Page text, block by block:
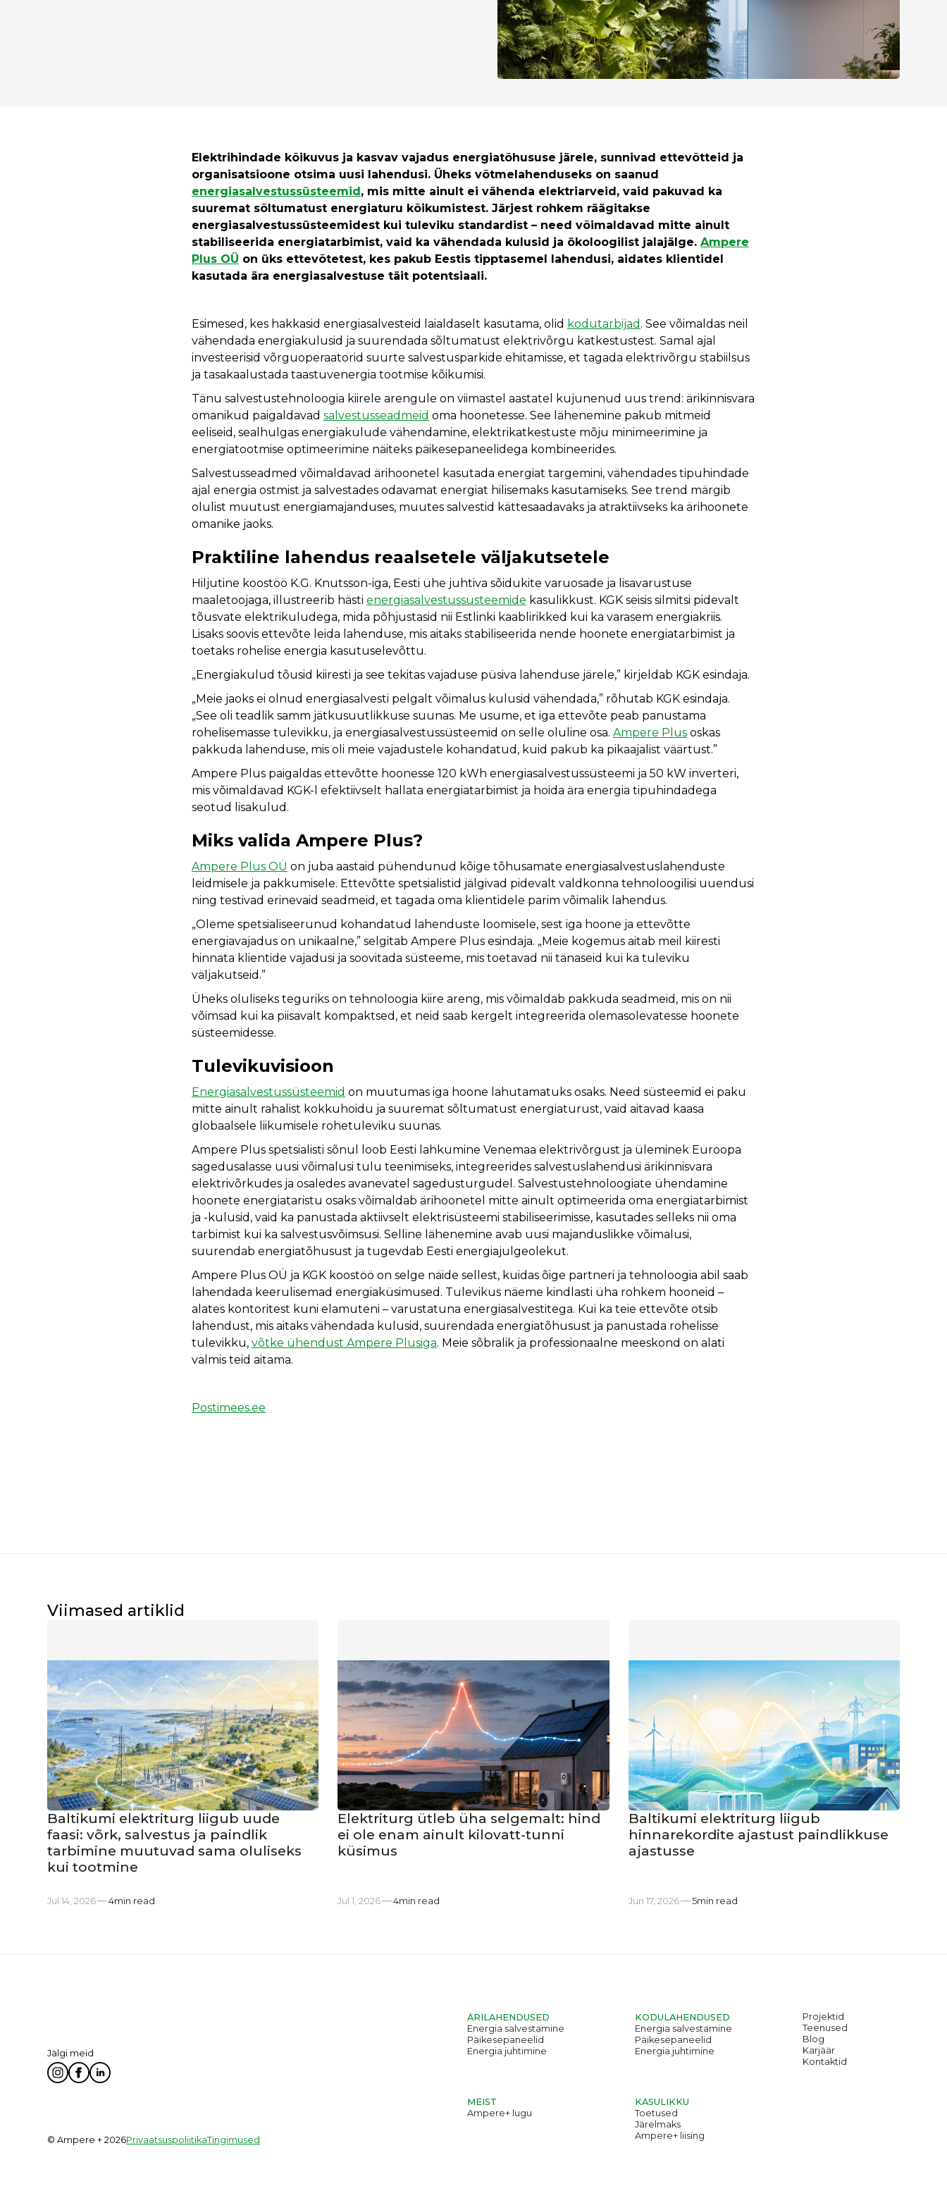
Elektrihindade kõikuvus ja kasvav vajadus energiatõhususe järele, sunnivad ettevõtteid ja
organisatsioone otsima uusi lahendusi. Üheks võtmelahenduseks on saanud
energiasalvestussüsteemid, mis mitte ainult ei vähenda elektriarveid, vaid pakuvad ka
suuremat sõltumatust energiaturu kõikumistest. Järjest rohkem räägitakse
energiasalvestussüsteemidest kui tuleviku standardist – need võimaldavad mitte ainult
stabiliseerida energiatarbimist, vaid ka vähendada kulusid ja ökoloogilist jalajälge. Ampere
Plus OÜ on üks ettevõtetest, kes pakub Eestis tipptasemel lahendusi, aidates klientidel
kasutada ära energiasalvestuse täit potentsiaali.
Esimesed, kes hakkasid energiasalvesteid laialdaselt kasutama, olid kodutarbijad . See võimaldas neil
vähendada energiakulusid ja suurendada sõltumatust elektrivõrgu katkestustest. Samal ajal
investeerisid võrguoperaatorid suurte salvestusparkide ehitamisse, et tagada elektrivõrgu stabiilsus
ja tasakaalustada taastuvenergia tootmise kõikumisi.
Tänu salvestustehnoloogia kiirele arengule on viimastel aastatel kujunenud uus trend: ärikinnisvara
omanikud paigaldavad salvestusseadmeid oma hoonetesse. See lähenemine pakub mitmeid
eeliseid, sealhulgas energiakulude vähendamine, elektrikatkestuste mõju minimeerimine ja
energiatootmise optimeerimine näiteks päikesepaneelidega kombineerides.
Salvestusseadmed võimaldavad ärihoonetel kasutada energiat targemini, vähendades tipuhindade
ajal energia ostmist ja salvestades odavamat energiat hilisemaks kasutamiseks. See trend märgib
olulist muutust energiamajanduses, muutes salvestid kättesaadavaks ja atraktiivseks ka ärihoonete
omanike jaoks.
Praktiline lahendus reaalsetele väljakutsetele
Hiljutine koostöö K.G. Knutsson-iga, Eesti ühe juhtiva sõidukite varuosade ja lisavarustuse
maaletoojaga, illustreerib hästi energiasalvestussüsteemide kasulikkust. KGK seisis silmitsi pidevalt
tõusvate elektrikuludega, mida põhjustasid nii Estlinki kaablirikked kui ka varasem energiakriis.
Lisaks soovis ettevõte leida lahenduse, mis aitaks stabiliseerida nende hoonete energiatarbimist ja
toetaks rohelise energia kasutuselevõttu.
„Energiakulud tõusid kiiresti ja see tekitas vajaduse püsiva lahenduse järele,” kirjeldab KGK esindaja.
„Meie jaoks ei olnud energiasalvesti pelgalt võimalus kulusid vähendada,” rõhutab KGK esindaja.
„See oli teadlik samm jätkusuutlikkuse suunas. Me usume, et iga ettevõte peab panustama
rohelisemasse tulevikku, ja energiasalvestussüsteemid on selle oluline osa. Ampere Plus oskas
pakkuda lahenduse, mis oli meie vajadustele kohandatud, kuid pakub ka pikaajalist väärtust.”
Ampere Plus paigaldas ettevõtte hoonesse 120 kWh energiasalvestussüsteemi ja 50 kW inverteri,
mis võimaldavad KGK-l efektiivselt hallata energiatarbimist ja hoida ära energia tipuhindadega
seotud lisakulud.
Miks valida Ampere Plus?
Ampere Plus OÜ on juba aastaid pühendunud kõige tõhusamate energiasalvestuslahenduste
leidmisele ja pakkumisele. Ettevõtte spetsialistid jälgivad pidevalt valdkonna tehnoloogilisi uuendusi
ning testivad erinevaid seadmeid, et tagada oma klientidele parim võimalik lahendus.
„Oleme spetsialiseerunud kohandatud lahenduste loomisele, sest iga hoone ja ettevõtte
energiavajadus on unikaalne,” selgitab Ampere Plus esindaja. „Meie kogemus aitab meil kiiresti
hinnata klientide vajadusi ja soovitada süsteeme, mis toetavad nii tänaseid kui ka tuleviku
väljakutseid.”
Üheks oluliseks teguriks on tehnoloogia kiire areng, mis võimaldab pakkuda seadmeid, mis on nii
võimsad kui ka piisavalt kompaktsed, et neid saab kergelt integreerida olemasolevatesse hoonete
süsteemidesse.
Tulevikuvisioon
Energiasalvestussüsteemid on muutumas iga hoone lahutamatuks osaks. Need süsteemid ei paku
mitte ainult rahalist kokkuhoidu ja suuremat sõltumatust energiaturust, vaid aitavad kaasa
globaalsele liikumisele rohetuleviku suunas.
Ampere Plus spetsialisti sõnul loob Eesti lahkumine Venemaa elektrivõrgust ja üleminek Euroopa
sagedusalasse uusi võimalusi tulu teenimiseks, integreerides salvestuslahendusi ärikinnisvara
elektrivõrkudes ja osaledes avanevatel sagedusturgudel. Salvestustehnoloogiate ühendamine
hoonete energiataristu osaks võimaldab ärihoonetel mitte ainult optimeerida oma energiatarbimist
ja -kulusid, vaid ka panustada aktiivselt elektrisüsteemi stabiliseerimisse, kasutades selleks nii oma
tarbimist kui ka salvestusvõimsusi. Selline lähenemine avab uusi majanduslikke võimalusi,
suurendab energiatõhusust ja tugevdab Eesti energiajulgeolekut.
Ampere Plus OÜ ja KGK koostöö on selge näide sellest, kuidas õige partneri ja tehnoloogia abil saab
lahendada keerulisemad energiaküsimused. Tulevikus näeme kindlasti üha rohkem hooneid –
alates kontoritest kuni elamuteni – varustatuna energiasalvestitega. Kui ka teie ettevõte otsib
lahendust, mis aitaks vähendada kulusid, suurendada energiatõhusust ja panustada rohelisse
tulevikku, võtke ühendust Ampere Plusiga. Meie sõbralik ja professionaalne meeskond on alati
valmis teid aitama.
Postimees.ee
Viimased artiklid
Baltikumi elektriturg liigub uude
faasi: võrk, salvestus ja paindlik
tarbimine muutuvad sama oluliseks
kui tootmine
Jul 14, 2026 4min read
Elektriturg ütleb üha selgemalt: hind
ei ole enam ainult kilovatt-tunni
küsimus
Jul 1, 2026 4min read
Baltikumi elektriturg liigub
hinnarekordite ajastust paindlikkuse
ajastusse
Jun 17, 2026 5min read
Jälgi meid
© Ampere + 2026PrivaatsuspoliitikaTingimused
ÄRILAHENDUSED
Energia salvestamine
Päikesepaneelid
Energia juhtimine
KODULAHENDUSED
Energia salvestamine
Päikesepaneelid
Energia juhtimine
Projektid
Teenused
Blog
Karjäär
Kontaktid
MEIST
Ampere+ lugu
KASULIKKU
Toetused
Järelmaks
Ampere+ liising